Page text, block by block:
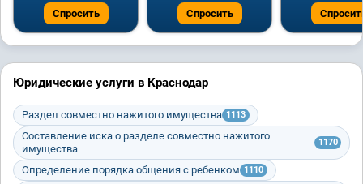
Спросить Спросить
Юридические услуги в Краснодар
Раздел совместно нажитого имущества 1113
Составление иска о разделе совместно нажитого
имущества
1170
Определение порядка общения с ребенком 1110